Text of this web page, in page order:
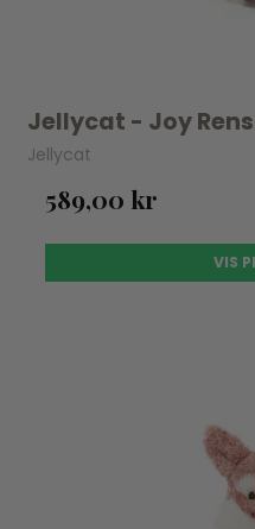
Jellycat - Joy
Jellycat
589,00 kr
VIS